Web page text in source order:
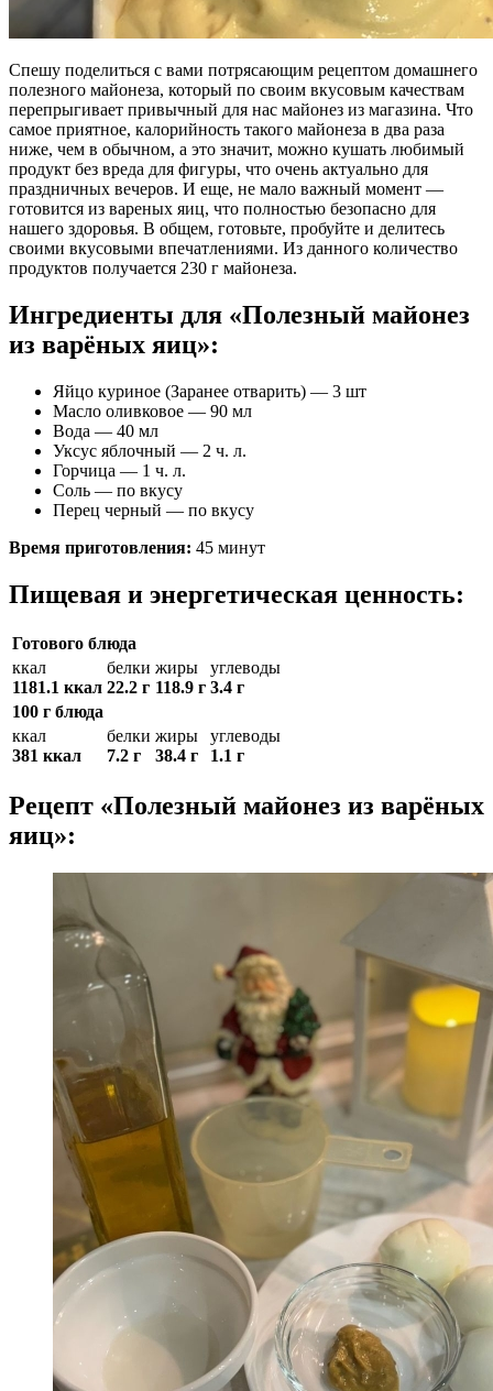
Спешу поделиться с вами потрясающим рецептом домашнего
полезного майонеза, который по своим вкусовым качествам
перепрыгивает привычный для нас майонез из магазина. Что
самое приятное, калорийность такого майонеза в два раза
ниже, чем в обычном, а это значит, можно кушать любимый
продукт без вреда для фигуры, что очень актуально для
праздничных вечеров. И еще, не мало важный момент —
готовится из вареных яиц, что полностью безопасно для
нашего здоровья. В общем, готовьте, пробуйте и делитесь
своими вкусовыми впечатлениями. Из данного количество
продуктов получается 230 г майонеза.
Ингредиенты для «Полезный майонез
из варёных яиц»:
Яйцо куриное (Заранее отварить) — 3 шт
Масло оливковое — 90 мл
Вода — 40 мл
Уксус яблочный — 2 ч. л.
Горчица — 1 ч. л.
Соль — по вкусу
Перец черный — по вкусу
Время приготовления: 45 минут
Пищевая и энергетическая ценность:
Готового блюда
ккал
1181.1 ккал
белки
22.2 г
жиры
118.9 г
углеводы
3.4 г
100 г блюда
ккал
381 ккал
белки
7.2 г
жиры
38.4 г
углеводы
1.1 г
Рецепт «Полезный майонез из варёных
яиц»: